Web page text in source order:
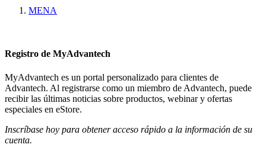
MENA
Registro de MyAdvantech
MyAdvantech es un portal personalizado para clientes de
Advantech. Al registrarse como un miembro de Advantech, puede
recibir las últimas noticias sobre productos, webinar y ofertas
especiales en eStore.
Inscríbase hoy para obtener acceso rápido a la información de su
cuenta.